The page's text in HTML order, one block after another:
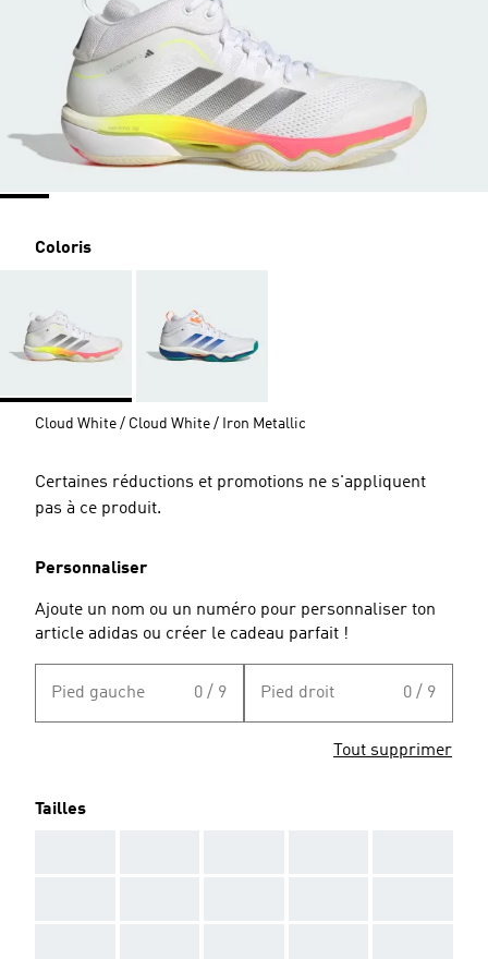
Coloris
Cloud White / Cloud White / Iron Metallic
Certaines réductions et promotions ne s'appliquent
pas à ce produit.
Personnaliser
Ajoute un nom ou un numéro pour personnaliser ton
article adidas ou créer le cadeau parfait !
Pied gauche 0 / 9 Pied droit 0 / 9
Tout supprimer
Tailles